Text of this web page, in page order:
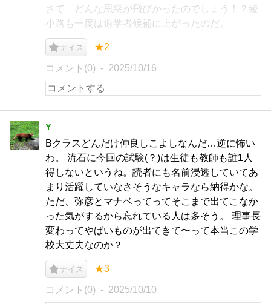
さて、どんな思惑が飛びかったのでしょう！？綾
小路も一度は退学者候補に上がったのだ。
ナイス ★2
コメント(0) 2025/10/16
Y
Bクラスどんだけ仲良しこよしなんだ…逆に怖い
わ。 流石に今回の試験(？)は生徒も教師も誰1人
得しないというね。読者にも名前浸透していてあ
まり活躍していなさそうなキャラなら納得かな。
ただ、弥彦とマナベってってそこまで出てこなか
った気がするから忘れている人は多そう。 理事長
変わってやばいものが出てきて〜って本当この学
校大丈夫なのか？
ナイス ★3
コメント(0) 2025/10/10